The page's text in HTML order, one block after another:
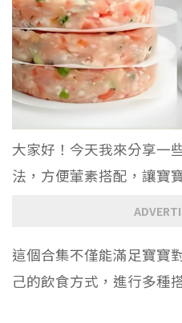
大家好！今天我來分享一
法，方便葷素搭配，讓寶
這個合集不僅能滿足寶寶
己的飲食方式，進行多種